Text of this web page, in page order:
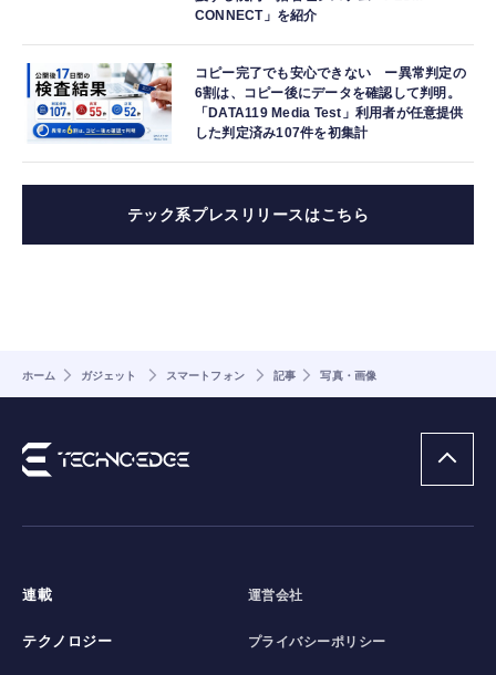
CONNECT」を紹介
コピー完了でも安心できない ー異常判定の
6割は、コピー後にデータを確認して判明。
「DATA119 Media Test」利用者が任意提供
した判定済み107件を初集計
テック系プレスリリースはこちら
ホーム ガジェット スマートフォン 記事 写真・画像
連載
テクノロジー
運営会社
プライバシーポリシー